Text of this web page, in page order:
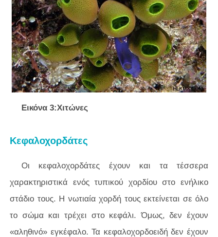
Εικόνα 3:Χιτώνες
Κεφαλοχορδάτες
Οι κεφαλοχορδάτες έχουν και τα τέσσερα
χαρακτηριστικά ενός τυπικού χορδίου στο ενήλικο
στάδιο τους. Η νωτιαία χορδή τους εκτείνεται σε όλο
το σώμα και τρέχει στο κεφάλι. Όμως, δεν έχουν
«αληθινό» εγκέφαλο. Τα κεφαλοχορδοειδή δεν έχουν